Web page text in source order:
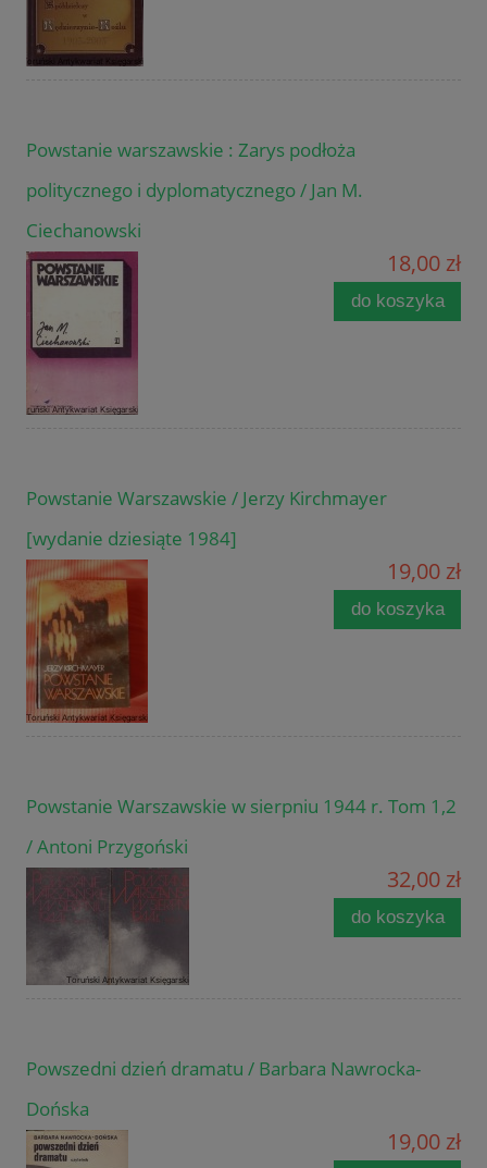
Powstanie warszawskie : Zarys podłoża
politycznego i dyplomatycznego / Jan M.
Ciechanowski
18,00 zł
do koszyka
Powstanie Warszawskie / Jerzy Kirchmayer
[wydanie dziesiąte 1984]
19,00 zł
do koszyka
Powstanie Warszawskie w sierpniu 1944 r. Tom 1,2
/ Antoni Przygoński
32,00 zł
do koszyka
Powszedni dzień dramatu / Barbara Nawrocka-
Dońska
19,00 zł